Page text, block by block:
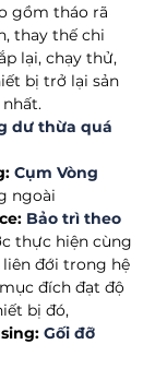
gồm tháo rã
thay thế chi
lại, chạy thử,
bị trở lại sản
dư thừa quá
Cụm Vòng
ngoài
Bảo trì theo
thực hiện cùng
đới trong hệ
đích đạt độ
bị đó,
Gối đỡ